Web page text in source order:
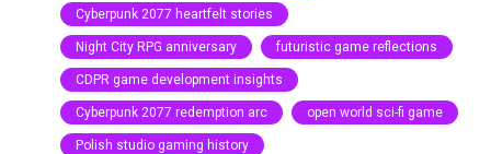
Cyberpunk 2077 heartfelt stories
Night City RPG anniversary futuristic game reflections
CDPR game development insights
Cyberpunk 2077 redemption arc open world sci-fi game
Polish studio gaming history